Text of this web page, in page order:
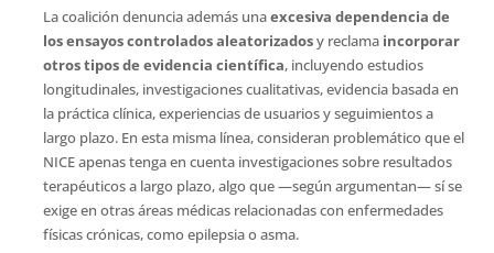
La coalición denuncia además unaexcesiva dependencia de
los ensayos controlados aleatorizadosy reclama incorporar
otros tipos de evidencia científica, incluyendo estudios
longitudinales, investigaciones cualitativas, evidencia basada en
la práctica clínica, experiencias de usuarios y seguimientos a
largo plazo. En esta misma línea, consideran problemático que el
NICE apenas tenga en cuenta investigaciones sobre resultados
terapéuticos a largo plazo, algo que —según argumentan— sí se
exige en otras áreas médicas relacionadas con enfermedades
físicas crónicas, como epilepsia o asma.